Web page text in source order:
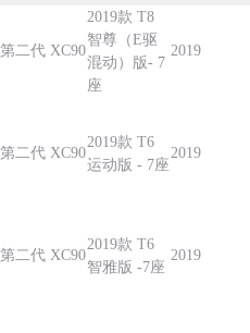
第二代 XC90
2019款 T8
智尊（E驱
混动）版- 7
座
2019
第二代 XC90
2019款 T6
运动版 - 7座
2019
第二代 XC90
2019款 T6
智雅版 -7座
2019